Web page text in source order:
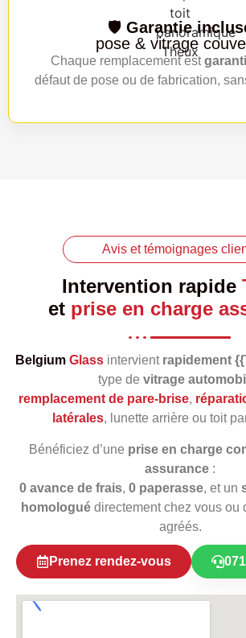
🛡️ Garantie
pose & vitrage
Chaque remplacement estgaranti
défaut de pose ou de fabrication,
Avis et témoignages
Intervention rapide
et prise en charge
Belgium Glassintervient rapidement
type de vitrage
remplacement de pare‑brise,
latérales, lunette arrière ou toit
Bénéficiez d’une prise en charge
assurance :
0 avance de frais, 0 paperasse, et un
homologuédirectement chez vous ou
agréés.
Prenez rendez-vous